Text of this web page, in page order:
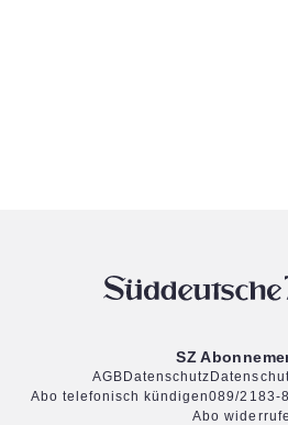
SZ
AGB Datenschutz
Abo telefonisch kündigen089/2183-
Abo